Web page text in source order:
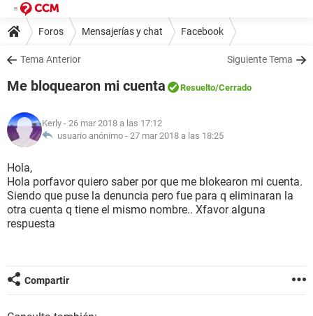
Foros Mensajerías y chat Facebook
Tema Anterior Siguiente Tema
Me bloquearon mi cuenta Resuelto/Cerrado
Kerly - 26 mar 2018 a las 17:12
usuario anónimo - 27 mar 2018 a las 18:25
Hola,
Hola porfavor quiero saber por que me blokearon mi cuenta.
Siendo que puse la denuncia pero fue para q eliminaran la
otra cuenta q tiene el mismo nombre.. Xfavor alguna
respuesta
Compartir